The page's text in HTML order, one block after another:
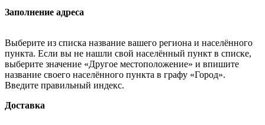
Заполнение адреса
Выберите из списка название вашего региона и населённого
пункта. Если вы не нашли свой населённый пункт в списке,
выберите значение «Другое местоположение» и впишите
название своего населённого пункта в графу «Город».
Введите правильный индекс.
Доставка